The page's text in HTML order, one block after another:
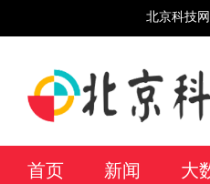
北京科技
首页 新闻 大